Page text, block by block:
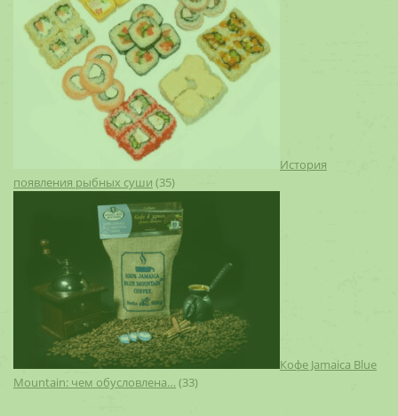
История
появления рыбных суши (35)
Кофе Jamaica Blue
Mountain: чем обусловлена… (33)